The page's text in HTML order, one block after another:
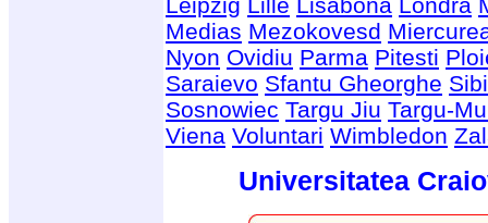
Leipzig Lille Lisabona Londra
Medias Mezokovesd
Nyon Ovidiu Parma Pitesti
Saraievo Sfantu Gheorghe
Sosnowiec Targu Jiu Targu-
Viena Voluntari Wimbledon
Universitatea